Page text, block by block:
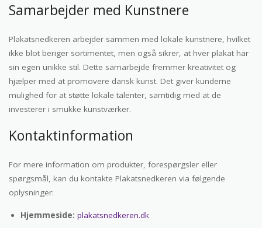
Samarbejder med Kunstnere
Plakatsnedkeren arbejder sammen med lokale kunstnere, hvilket
ikke blot beriger sortimentet, men også sikrer, at hver plakat har
sin egen unikke stil. Dette samarbejde fremmer kreativitet og
hjælper med at promovere dansk kunst. Det giver kunderne
mulighed for at støtte lokale talenter, samtidig med at de
investerer i smukke kunstværker.
Kontaktinformation
For mere information om produkter, forespørgsler eller
spørgsmål, kan du kontakte Plakatsnedkeren via følgende
oplysninger:
Hjemmeside: plakatsnedkeren.dk